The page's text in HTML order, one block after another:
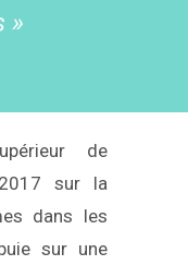
»
de
sur la
dans les
sur une